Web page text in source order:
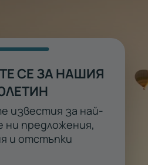
СЕ ЗА НАШИЯ
известия за най-
ни предложения,
и отстъпки